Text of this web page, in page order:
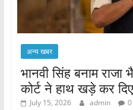
अन्य खबर
भानवी सिंह बनाम
कोर्ट ने हाथ खड़े कर दिए
July 15, 2026 admin 0